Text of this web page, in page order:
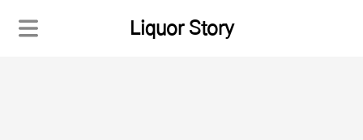
Liquor Story